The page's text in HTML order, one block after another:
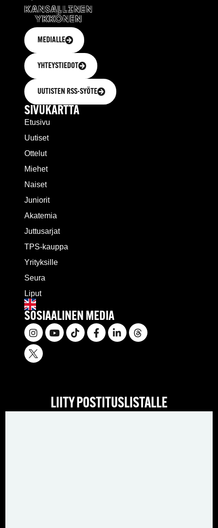
MEDIALLE
YHTEYSTIEDOT
UUTISTEN RSS-SYÖTE
SIVUKARTTA
Etusivu
Uutiset
Ottelut
Miehet
Naiset
Juniorit
Akatemia
Juttusarjat
TPS-kauppa
Yrityksille
Seura
Liput
SOSIAALINEN MEDIA
LIITY POSTITUSLISTALLE